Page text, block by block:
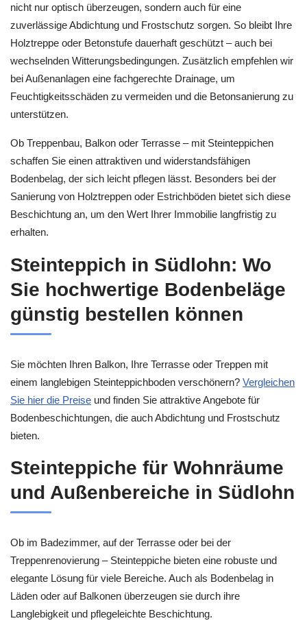
nicht nur optisch überzeugen, sondern auch für eine
zuverlässige Abdichtung und Frostschutz sorgen. So bleibt Ihre
Holztreppe oder Betonstufe dauerhaft geschützt – auch bei
wechselnden Witterungsbedingungen. Zusätzlich empfehlen wir
bei Außenanlagen eine fachgerechte Drainage, um
Feuchtigkeitsschäden zu vermeiden und die Betonsanierung zu
unterstützen.
Ob Treppenbau, Balkon oder Terrasse – mit Steinteppichen
schaffen Sie einen attraktiven und widerstandsfähigen
Bodenbelag, der sich leicht pflegen lässt. Besonders bei der
Sanierung von Holztreppen oder Estrichböden bietet sich diese
Beschichtung an, um den Wert Ihrer Immobilie langfristig zu
erhalten.
Steinteppich in Südlohn: Wo
Sie hochwertige Bodenbeläge
günstig bestellen können
Sie möchten Ihren Balkon, Ihre Terrasse oder Treppen mit
einem langlebigen Steinteppichboden verschönern? Vergleichen
Sie hier die Preise und finden Sie attraktive Angebote für
Bodenbeschichtungen, die auch Abdichtung und Frostschutz
bieten.
Steinteppiche für Wohnräume
und Außenbereiche in Südlohn
Ob im Badezimmer, auf der Terrasse oder bei der
Treppenrenovierung – Steinteppiche bieten eine robuste und
elegante Lösung für viele Bereiche. Auch als Bodenbelag in
Läden oder auf Balkonen überzeugen sie durch ihre
Langlebigkeit und pflegeleichte Beschichtung.